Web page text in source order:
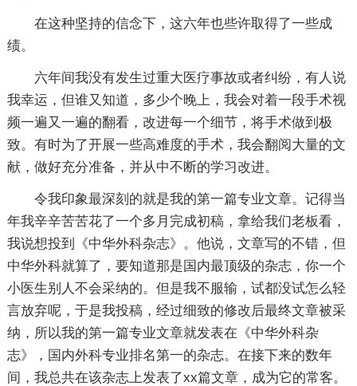
在这种坚持的信念下，这六年也些许取得了一些成
绩。
六年间我没有发生过重大医疗事故或者纠纷，有人说
我幸运，但谁又知道，多少个晚上，我会对着一段手术视
频一遍又一遍的翻看，改进每一个细节，将手术做到极
致。有时为了开展一些高难度的手术，我会翻阅大量的文
献，做好充分准备，并从中不断的学习改进。
令我印象最深刻的就是我的第一篇专业文章。记得当
年我辛辛苦苦花了一个多月完成初稿，拿给我们老板看，
我说想投到《中华外科杂志》。他说，文章写的不错，但
中华外科就算了，要知道那是国内最顶级的杂志，你一个
小医生别人不会采纳的。但是我不服输，试都没试怎么轻
言放弃呢，于是我投稿，经过细致的修改后最终文章被采
纳，所以我的第一篇专业文章就发表在《中华外科杂
志》，国内外科专业排名第一的杂志。在接下来的数年
间，我总共在该杂志上发表了xx篇文章，成为它的常客。